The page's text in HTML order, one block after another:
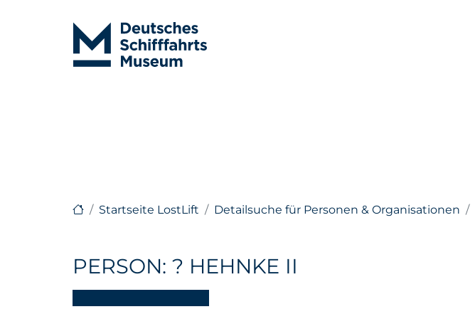
Startseite LostLift Detailsuche für Personen & Organisationen
PERSON: ? HEHNKE II